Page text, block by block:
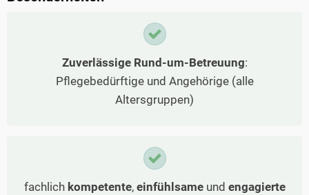
Zuverlässige Rund-um-Betreuung:
Pflegebedürftige und Angehörige (alle
Altersgruppen)
fachlich kompetente, einfühlsameund engagierte